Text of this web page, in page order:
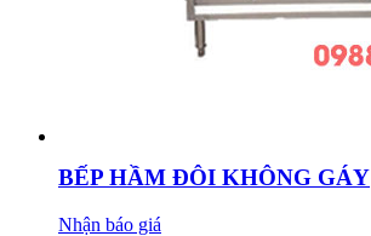
BẾP HẦM ĐÔI KHÔNG GÁY
Nhận báo giá